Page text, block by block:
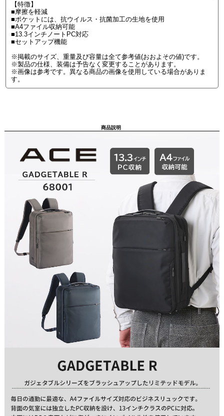
【特徴】
■摩擦を軽減
■ポケットには、抗ウイルス・抗菌加工の生地を使用
■A4ファイル収納可能
■13.3インチノートPC対応
■セットアップ機能
※掲載のサイズ、重量及び容量は全て参考値(おおよその値)です。
※製品の仕様、装備は予告なく変更することがあります。
※画像は参考です。異なる商品の画像を使用している場合がありま
す。
商品説明